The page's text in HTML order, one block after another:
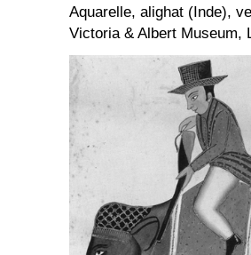
Aquarelle, alighat (Inde),
Victoria & Albert Museum,